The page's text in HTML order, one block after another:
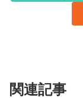
関連記事